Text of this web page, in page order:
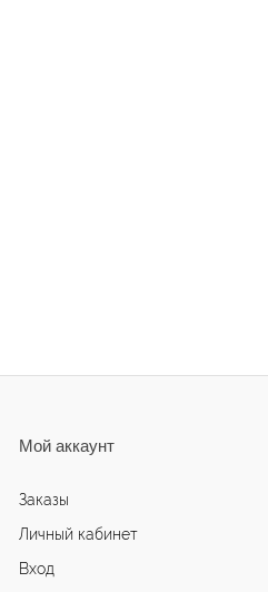
Мой аккаунт
Заказы
Личный кабинет
Вход